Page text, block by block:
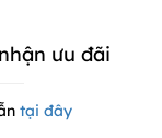
ưu đãi
tại đây